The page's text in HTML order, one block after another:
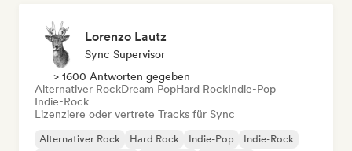
Lorenzo Lautz
Sync Supervisor
> 1600 Antworten gegeben
Alternativer RockDream PopHard RockIndie-Pop
Indie-Rock
Lizenziere oder vertrete Tracks für Sync
Alternativer Rock Hard Rock Indie-Pop
Indie-Rock